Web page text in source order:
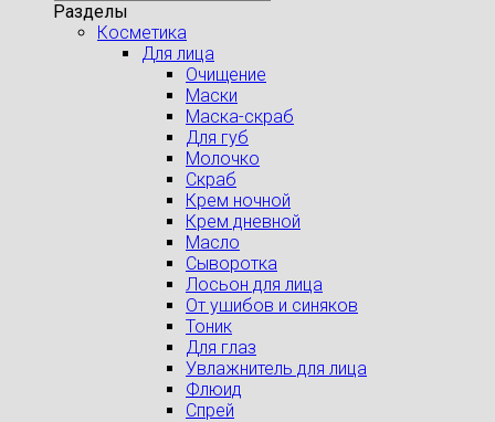
Разделы
Косметика
Для лица
Очищение
Маски
Маска-скраб
Для губ
Молочко
Скраб
Крем ночной
Крем дневной
Масло
Сыворотка
Лосьон для лица
От ушибов и синяков
Тоник
Для глаз
Увлажнитель для лица
Флюид
Спрей